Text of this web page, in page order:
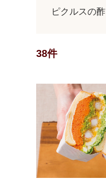
ピクルスの酢
38件